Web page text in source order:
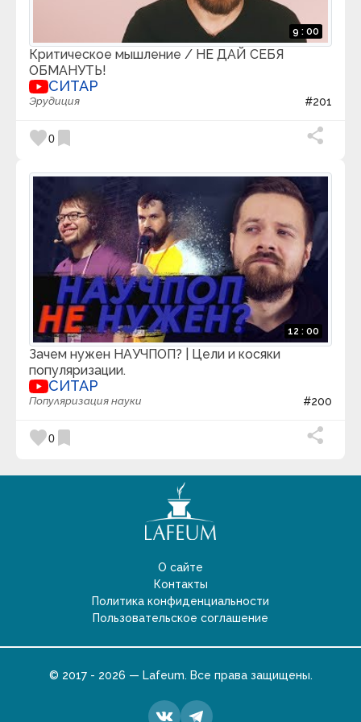
Эволюция СоЗнания
ЭСДЖЕЙ
Это [Интересно]
Это Нужно Знать!
9 : 00
Критическое мышление / НЕ ДАЙ СЕБЯ
ОБМАНУТЬ!
СИТАР
Эрудиция #201
favorite0 bookmark
12 : 00
Зачем нужен НАУЧПОП? | Цели и косяки
популяризации.
СИТАР
Популяризация науки #200
favorite0 bookmark
О сайте
Контакты
Политика конфиденциальности
Пользовательское соглашение
© 2017 - 2026 — Lafeum. Все права защищены.